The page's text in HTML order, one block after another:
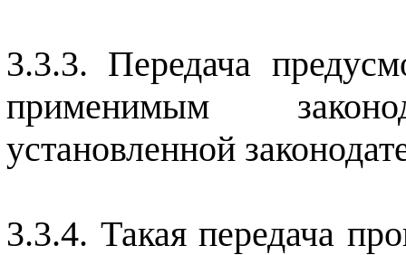
Передача
применимым
установленной
Такая передача